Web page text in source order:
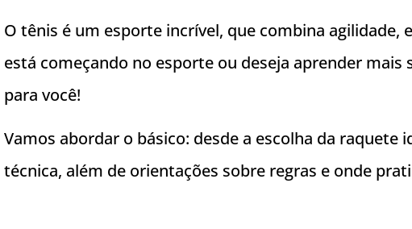
O tênis é um esporte incrível, que combina agilidade,
está começando no esporte ou deseja aprender mais
para você!
Vamos abordar o básico: desde a escolha da raquete
técnica, além de orientações sobre regras e onde